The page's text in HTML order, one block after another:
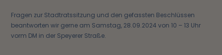
Fragen zur Stadtratssitzung und den gefassten Beschlüssen
beantworten wir gerne am Samstag, 28.09.2024 von 10 – 13 Uhr
vorm DM in der Speyerer Straße.